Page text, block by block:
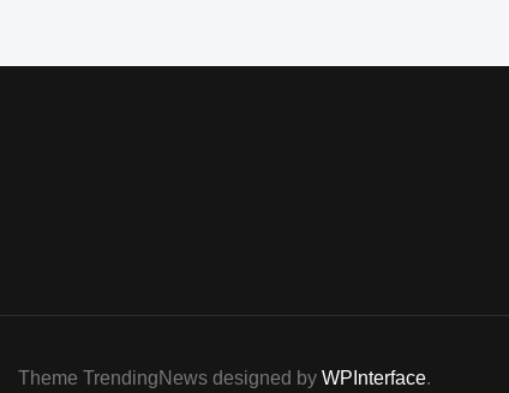
Theme TrendingNews designed by WPInterface.